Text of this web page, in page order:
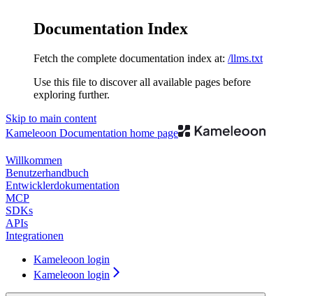
Documentation Index
Fetch the complete documentation index at: /llms.txt
Use this file to discover all available pages before
exploring further.
Skip to main content
Kameleoon Documentation home page
Willkommen
Benutzerhandbuch
Entwicklerdokumentation
MCP
SDKs
APIs
Integrationen
Kameleoon login
Kameleoon login